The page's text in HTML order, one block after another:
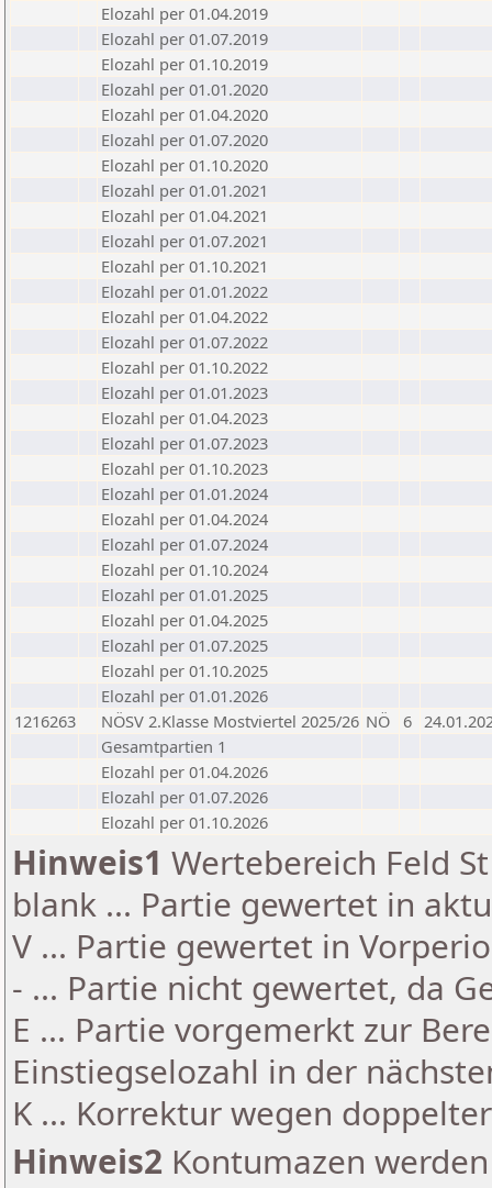
Elozahl per 01.04.2019
Elozahl per 01.07.2019
Elozahl per 01.10.2019
Elozahl per 01.01.2020
Elozahl per 01.04.2020
Elozahl per 01.07.2020
Elozahl per 01.10.2020
Elozahl per 01.01.2021
Elozahl per 01.04.2021
Elozahl per 01.07.2021
Elozahl per 01.10.2021
Elozahl per 01.01.2022
Elozahl per 01.04.2022
Elozahl per 01.07.2022
Elozahl per 01.10.2022
Elozahl per 01.01.2023
Elozahl per 01.04.2023
Elozahl per 01.07.2023
Elozahl per 01.10.2023
Elozahl per 01.01.2024
Elozahl per 01.04.2024
Elozahl per 01.07.2024
Elozahl per 01.10.2024
Elozahl per 01.01.2025
Elozahl per 01.04.2025
Elozahl per 01.07.2025
Elozahl per 01.10.2025
Elozahl per 01.01.2026
1216263
NÖSV 2.Klasse Mostviertel 2025/26 NÖ 6
Gesamtpartien 1
Elozahl per 01.04.2026
Elozahl per 01.07.2026
Elozahl per 01.10.2026
Hinweis1 Wertebereich Feld
blank ... Partie gewertet in
V ... Partie gewertet in
- ... Partie nicht gewertet, da
E ... Partie vorgemerkt zur
Einstiegselozahl in der
K ... Korrektur wegen
Hinweis2 Kontumazen